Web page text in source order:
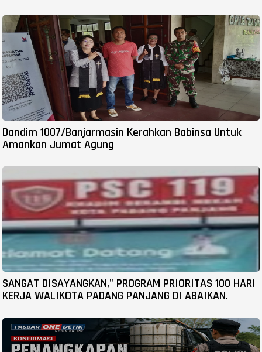
Dandim 1007/Banjarmasin Kerahkan Babinsa Untuk
Amankan Jumat Agung
SANGAT DISAYANGKAN," PROGRAM PRIORITAS 100 HARI
KERJA WALIKOTA PADANG PANJANG DI ABAIKAN.